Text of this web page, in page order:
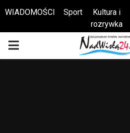
Otwórz pasek narzędzi
WIADOMOŚCI Sport
Kultura i
rozrywka
PRIMARY